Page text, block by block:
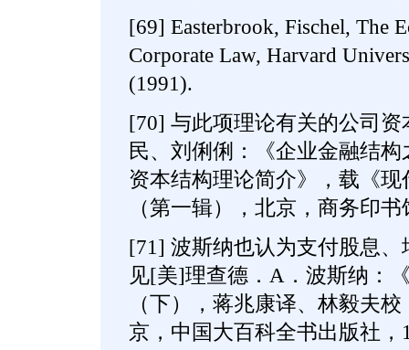
[69] Easterbrook, Fischel, The
Corporate Law, Harvard
(1991).
[70] 与此项理论有关的公司
民、刘俐俐：《企业金融结
资本结构理论简介》，载《
（第一辑），北京，商务印书
[71] 波斯纳也认为支付股息
见[美]理查德．A．波斯纳：
（下），蒋兆康译、林毅夫
京，中国大百科全书出版社，